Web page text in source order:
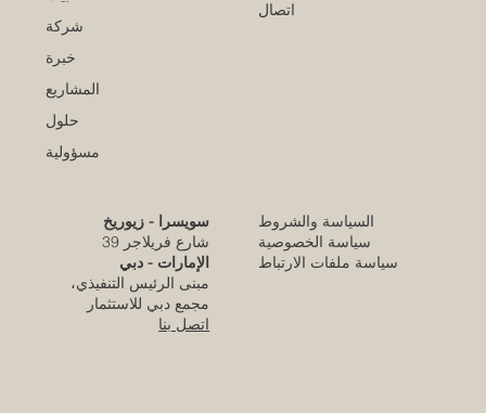
شركة
خبرة
المشاريع
حلول
مسؤولية
اتصال
السياسة والشروط
سياسة الخصوصية
سياسة ملفات الارتباط
سويسرا - زيوريخ
شارع فريلاجر 39
الإمارات - دبي
مبنى الرئيس التنفيذي،
مجمع دبي للاستثمار
اتصل بنا
كلية الإمارات للتطوير التربوي تحقق الاعتماد
الأوروبي المرموق للجودة